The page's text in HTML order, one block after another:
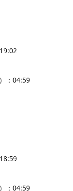
：04:59
：04:59